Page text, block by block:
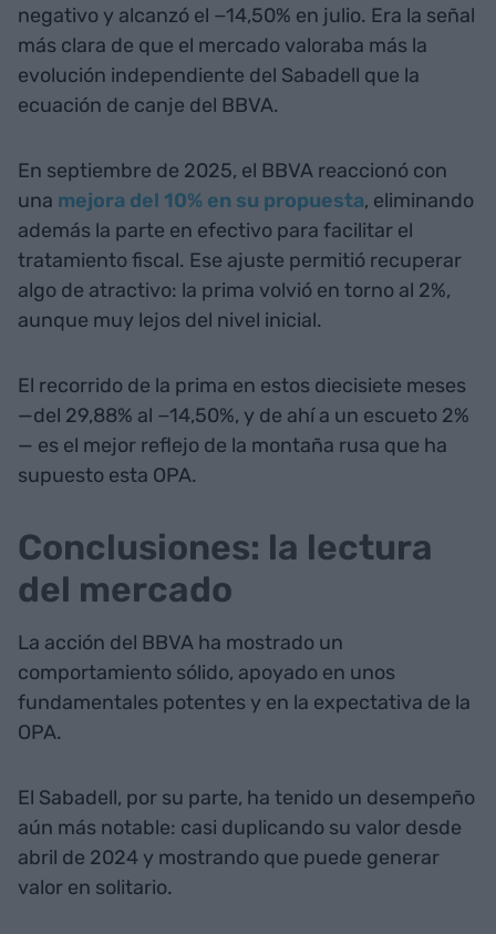
negativo y alcanzó el −14,50% en julio. Era la señal
más clara de que el mercado valoraba más la
evolución independiente del Sabadell que la
ecuación de canje del BBVA.
En septiembre de 2025, el BBVA reaccionó con
una mejora del 10% en su propuesta, eliminando
además la parte en efectivo para facilitar el
tratamiento fiscal. Ese ajuste permitió recuperar
algo de atractivo: la prima volvió en torno al 2%,
aunque muy lejos del nivel inicial.
El recorrido de la prima en estos diecisiete meses
—del 29,88% al −14,50%, y de ahí a un escueto 2%
— es el mejor reflejo de la montaña rusa que ha
supuesto esta OPA.
Conclusiones: la lectura
del mercado
La acción del BBVA ha mostrado un
comportamiento sólido, apoyado en unos
fundamentales potentes y en la expectativa de la
OPA.
El Sabadell, por su parte, ha tenido un desempeño
aún más notable: casi duplicando su valor desde
abril de 2024 y mostrando que puede generar
valor en solitario.